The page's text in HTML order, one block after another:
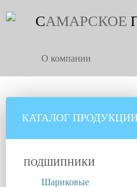
САМАРСКОЕ
О компании
КАТАЛОГ
ПОДШИПНИКИ
Шариковые